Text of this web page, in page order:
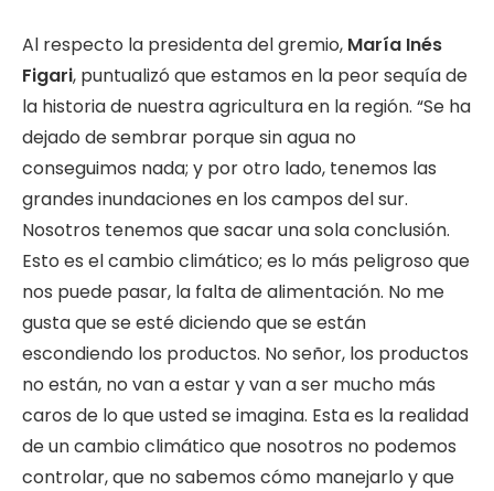
Al respecto la presidenta del gremio, María Inés
Figari, puntualizó que estamos en la peor sequía de
la historia de nuestra agricultura en la región. “Se ha
dejado de sembrar porque sin agua no
conseguimos nada; y por otro lado, tenemos las
grandes inundaciones en los campos del sur.
Nosotros tenemos que sacar una sola conclusión.
Esto es el cambio climático; es lo más peligroso que
nos puede pasar, la falta de alimentación. No me
gusta que se esté diciendo que se están
escondiendo los productos. No señor, los productos
no están, no van a estar y van a ser mucho más
caros de lo que usted se imagina. Esta es la realidad
de un cambio climático que nosotros no podemos
controlar, que no sabemos cómo manejarlo y que